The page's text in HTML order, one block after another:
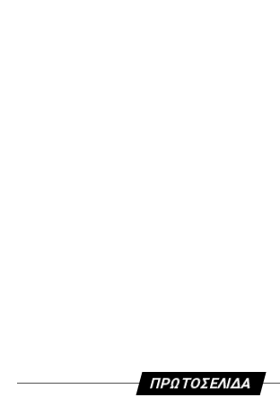
Τσάλοφ (62’ Σαμάτα).ΠΡΩΤΟΣΕΛΙΔΑ